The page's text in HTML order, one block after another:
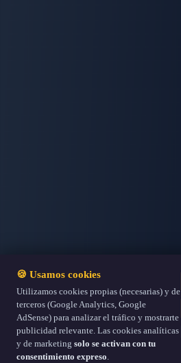
🍪 Usamos cookies
Utilizamos cookies propias (necesarias) y de
terceros (Google Analytics, Google
AdSense) para analizar el tráfico y mostrarte
publicidad relevante. Las cookies analíticas
y de marketing solo se activan con tu
consentimiento expreso.